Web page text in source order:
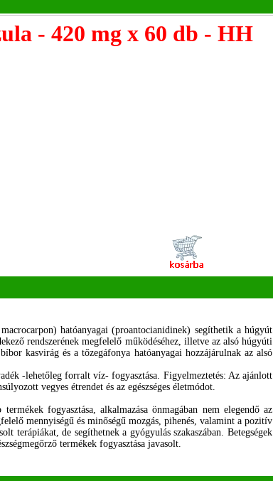
- 420 mg x 60 db - HH
hatóanyagai (proantocianidinek) segíthetik a húgyút
rendszerének megfelelő működéséhez, illetve az alsó húgyúti
kasvirág és a tőzegáfonya hatóanyagai hozzájárulnak az alsó
-lehetőleg forralt víz- fogyasztása. Figyelmeztetés: Az ajánlott
vegyes étrendet és az egészséges életmódot.
fogyasztása, alkalmazása önmagában nem elegendő az
mennyiségű és minőségű mozgás, pihenés, valamint a pozitív
terápiákat, de segíthetnek a gyógyulás szakaszában. Betegségek
termékek fogyasztása javasolt.